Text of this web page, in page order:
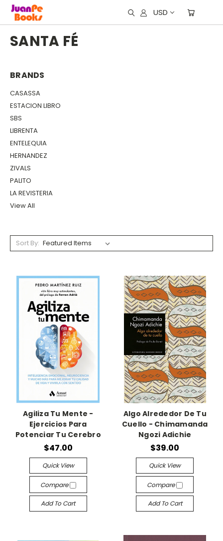
USD
SANTA FÉ
BRANDS
CASASSA
ESTACION LIBRO
SBS
LIBRENTA
ENTELEQUIA
HERNANDEZ
ZIVALS
PALITO
LA REVISTERIA
View All
Sort By:
Agiliza Tu Mente -
Ejercicios Para
Potenciar Tu Cerebro
$47.00
Quick View
Compare
Add To Cart
Algo Alrededor De Tu
Cuello - Chimamanda
Ngozi Adichie
$39.00
Quick View
Compare
Add To Cart